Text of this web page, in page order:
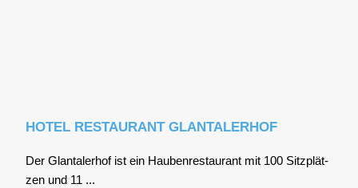
HOTEL RESTAURANT GLANTALERHOF
Der Glan­tal­er­hof ist ein Hau­ben­re­stau­rant mit 100 Sitz­plät­
zen und 11 ...